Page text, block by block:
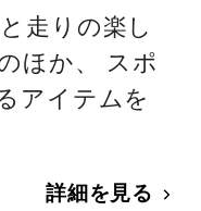
走りの楽し
ほか、 スポ
アイテムを
詳細を見る